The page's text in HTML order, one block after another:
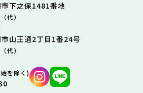
下之保1481番地
（代）
山王通2丁目1番24号
（代）
を除く)